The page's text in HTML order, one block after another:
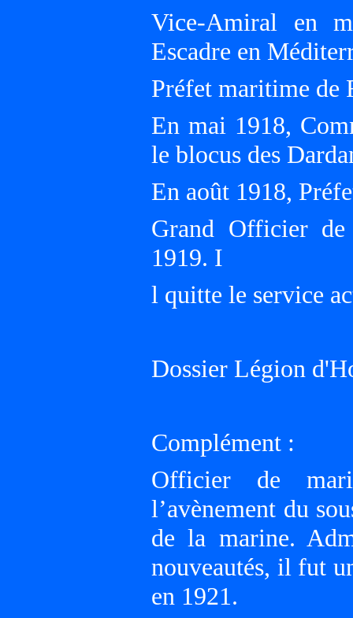
Vice-Amiral en
Escadre en
Préfet maritime de
En mai 1918,
le blocus des
En août 1918,
Grand Officier
1919. I
l quitte le service
Dossier Légion
Complément :
Officier de
l’avènement du
de la marine.
nouveautés, il fut
en 1921.